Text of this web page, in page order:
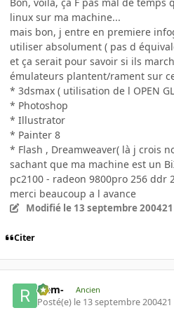
Bon, voila, ça F pas mal de temps
linux sur ma machine...
mais bon, j entre en premiere
utiliser absolument ( pas d
et ça serait pour savoir si ils
émulateurs plantent/rament sur
* 3dsmax ( utilisation de l OPEN
* Photoshop
* Illustrator
* Painter 8
* Flash , Dreamweaver( là j crois
sachant que ma machine est un
pc2100 - radeon 9800pro 256 ddr
merci beaucoup a l avance
Modifié le 13 septembre 2004
Citer
-rem- Ancien
Posté(e) le 13 septembre 200421